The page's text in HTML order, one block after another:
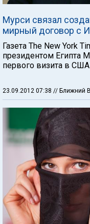
Мурси связал
мирный договор с
Газета The New York
президентом Египта
первого визита в США.
23.09.2012 07:38 // Ближний